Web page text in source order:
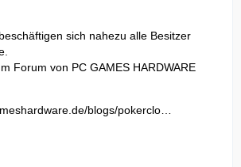
sich nahezu alle Besitzer
Forum von PC GAMES HARDWARE
blogs/pokerclo…